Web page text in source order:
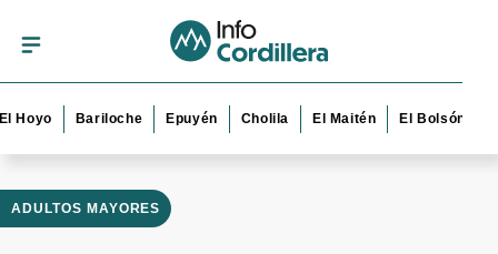
Bariloche Epuyén Cholila El Maitén El Bolsón Esquel
ADULTOS MAYORES